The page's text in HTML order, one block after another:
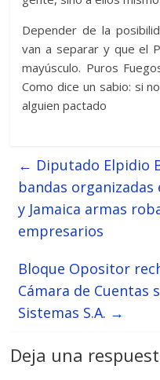
Depender de la
van a separar y que el
mayúsculo. Puros
Como dice un sabio: si
alguien pactado
← Diputado Elpidio
bandas
y Jamaica armas
empresarios
Bloque Opositor
Cámara de Cuentas
Sistemas S.A. →
Deja una